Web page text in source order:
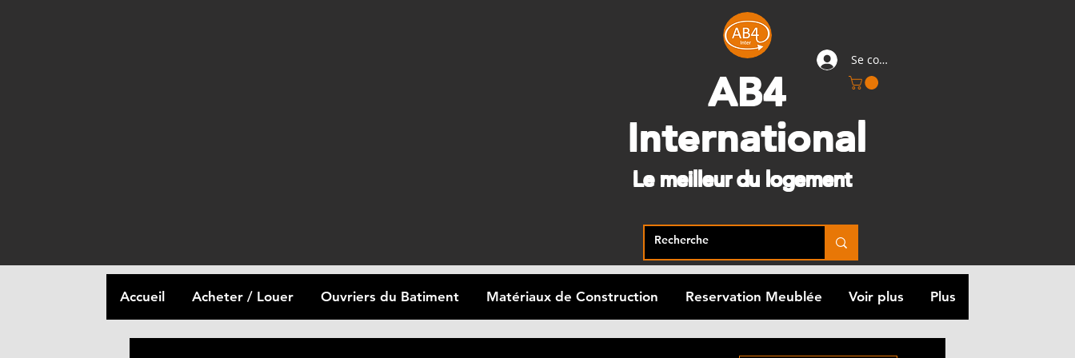
AB4
International
Le meilleur du logement
Se connecter
Accueil Acheter / Louer Ouvriers du Batiment Matériaux de Construction Reservation Meublée Voir plus Plus